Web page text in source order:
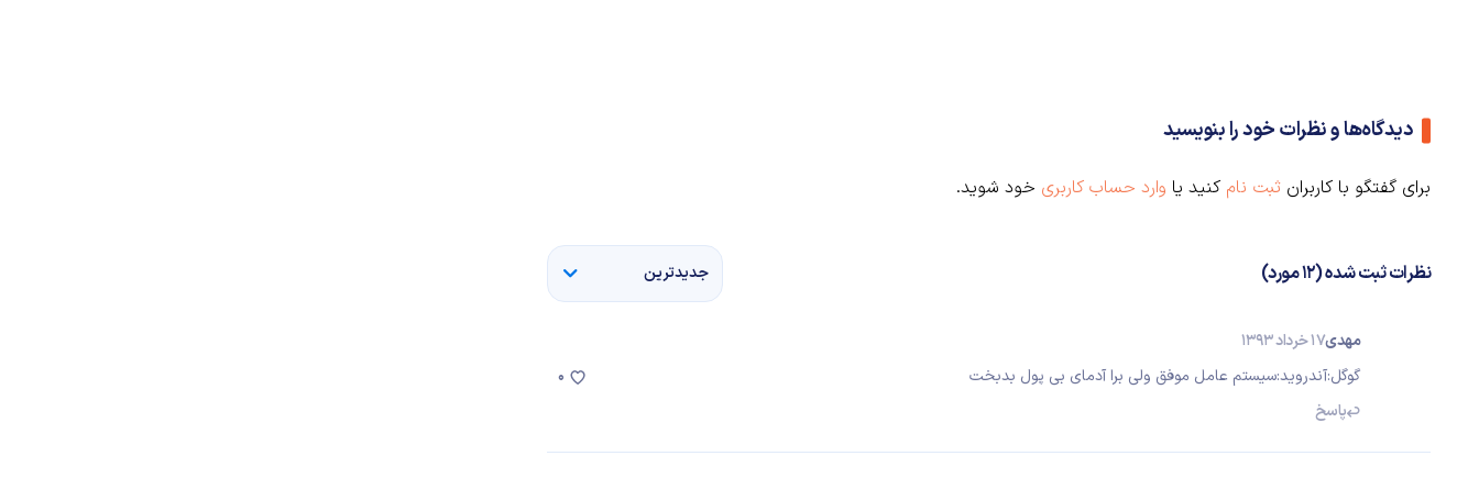
دیدگاه‌ها و نظرات خود را بنویسید
برای گفتگو با کاربران ثبت نام کنید یا وارد حساب کاربری خود شوید.
نظرات ثبت شده (12 مورد) جدیدترین
مهدى17 خرداد 1393
گوگل:آندرويد:سيستم عامل موفق ولى برا آدماى بى پول بدبخت
پاسخ
0